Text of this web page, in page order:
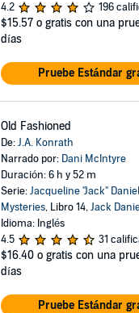
4.2
196
$15.57 o gratis con una
días
Pruebe Estándar
Old Fashioned
De:J.A. Konrath
Narrado por: Dani McIntyre
Duración: 6 h y 52 m
Serie:Jacqueline "Jack"
Mysteries, Libro 14,Jack
Idioma: Inglés
4.5
31
$16.40 o gratis con una
días
Pruebe Estándar